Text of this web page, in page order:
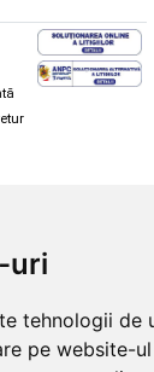
uri
tehnologii de
pe website-
schi și
și ochelari Alpina
Oakley